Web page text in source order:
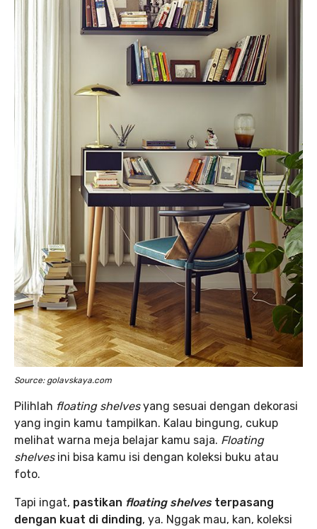
Source: golavskaya.com
Pilihlah floating shelvesyang sesuai dengan dekorasi
yang ingin kamu tampilkan. Kalau bingung, cukup
melihat warna meja belajar kamu saja. Floating
shelvesini bisa kamu isi dengan koleksi buku atau
foto.
Tapi ingat, pastikan floating shelvesterpasang
dengan kuat di dinding, ya. Nggak mau, kan, koleksi